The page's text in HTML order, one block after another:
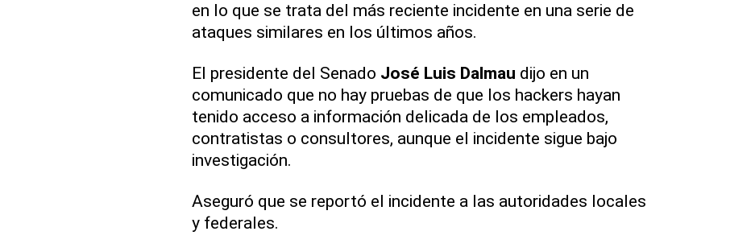
en lo que se trata del más reciente incidente en una serie de
ataques similares en los últimos años.
El presidente del Senado José Luis Dalmau dijo en un
comunicado que no hay pruebas de que los hackers hayan
tenido acceso a información delicada de los empleados,
contratistas o consultores, aunque el incidente sigue bajo
investigación.
Aseguró que se reportó el incidente a las autoridades locales
y federales.